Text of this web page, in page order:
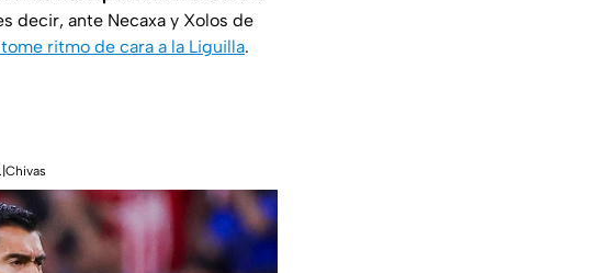
decir, ante Necaxa y Xolos de
ritmo de cara a la Liguilla.